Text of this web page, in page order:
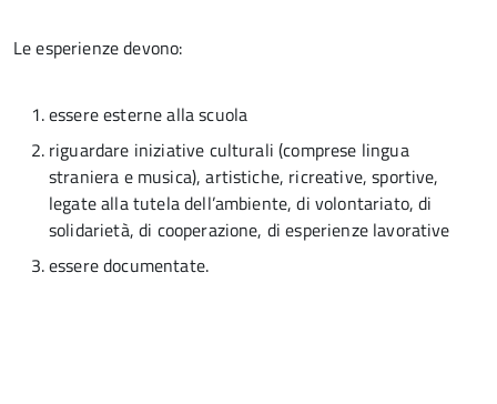
Le esperienze devono:
essere esterne alla scuola
riguardare iniziative culturali (comprese lingua
straniera e musica), artistiche, ricreative, sportive,
legate alla tutela dell’ambiente, di volontariato, di
solidarietà, di cooperazione, di esperienze lavorative
essere documentate.